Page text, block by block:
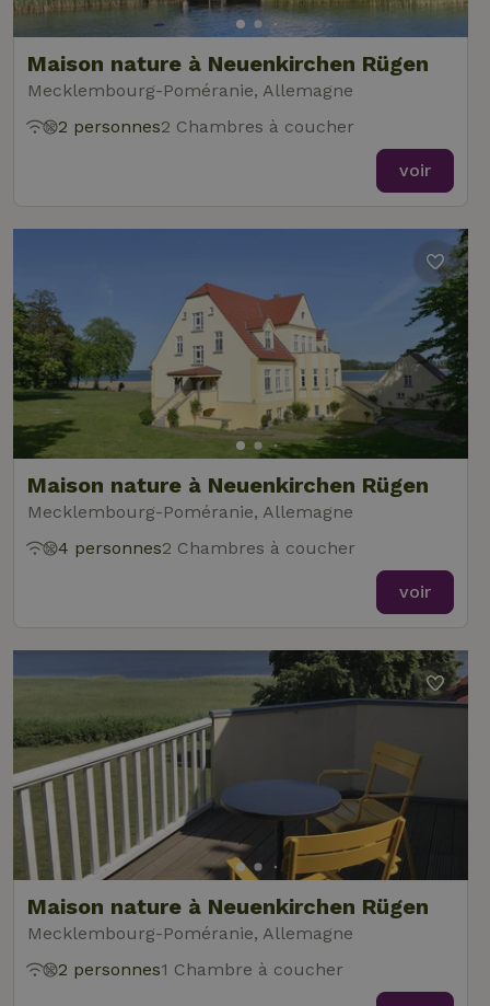
Maison nature à Neuenkirchen Rügen
Mecklembourg-Poméranie, Allemagne
2 personnes2 Chambres à coucher
voir
Maison nature à Neuenkirchen Rügen
Mecklembourg-Poméranie, Allemagne
4 personnes2 Chambres à coucher
voir
Maison nature à Neuenkirchen Rügen
Mecklembourg-Poméranie, Allemagne
2 personnes1 Chambre à coucher